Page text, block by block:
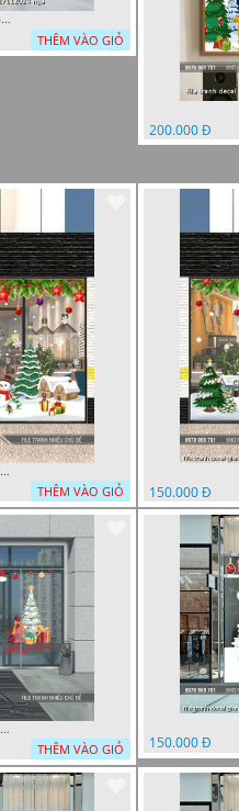
file tranh decal noel dan kinh giang sinh cay thong 27112024 nga
THÊM VÀO GIỎ
200.000 Đ
file tranh decal giang sinh noel 2 22022024 vy
THÊM VÀO GIỎ
150.000 Đ
file tranh decal giang sinh noel 22022024 phu t4
THÊM VÀO GIỎ
150.000 Đ